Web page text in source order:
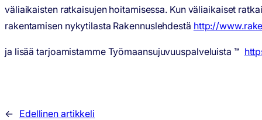
väliaikaisten ratkaisujen hoitamisessa. Kun väliaikaiset
rakentamisen nykytilasta Rakennuslehdestä http://
ja lisää tarjoamistamme Työmaansujuvuuspalveluista ™
← Edellinen artikkeli